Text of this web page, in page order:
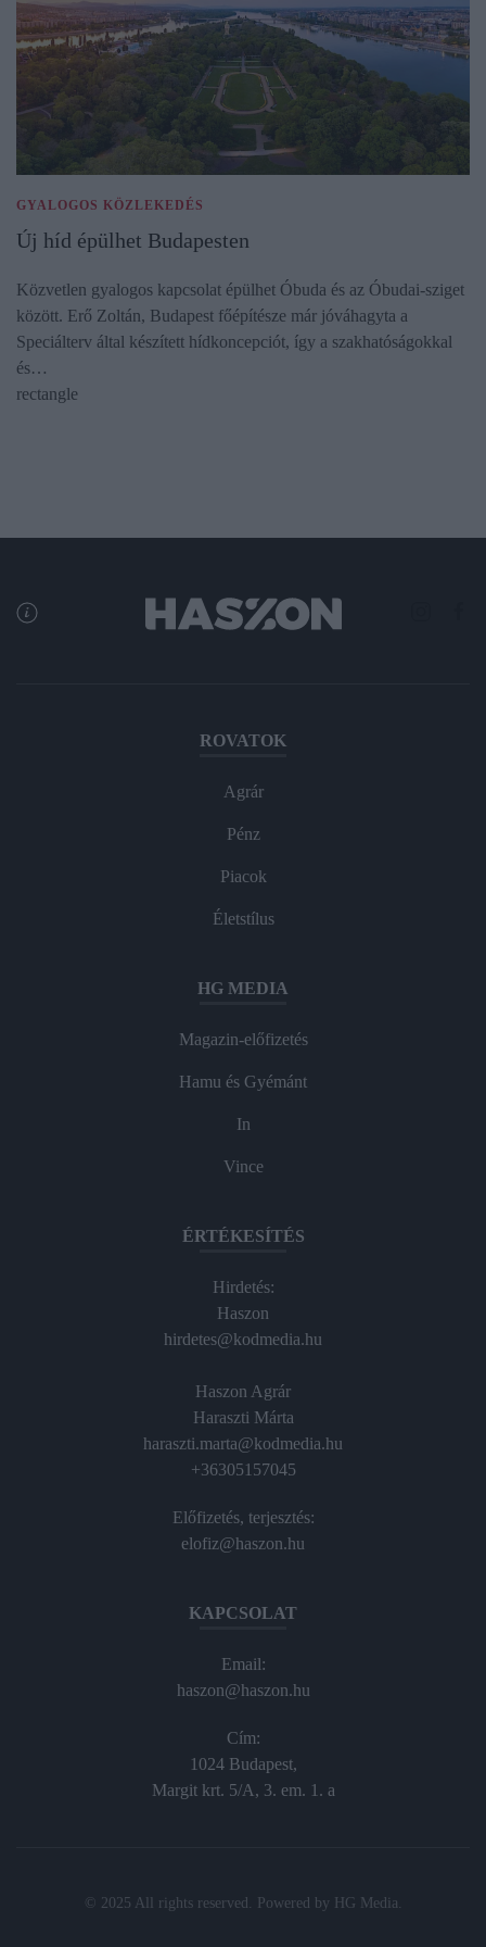
GYALOGOS KÖZLEKEDÉS
Új híd épülhet Budapesten
Közvetlen gyalogos kapcsolat épülhet Óbuda és az Óbudai-sziget
között. Erő Zoltán, Budapest főépítésze már jóváhagyta a
Speciálterv által készített hídkoncepciót, így a szakhatóságokkal
és…
rectangle
ROVATOK
Agrár
Pénz
Piacok
Életstílus
HG MEDIA
Magazin-előfizetés
Hamu és Gyémánt
In
Vince
ÉRTÉKESÍTÉS
Hirdetés:
Haszon
hirdetes@kodmedia.hu
Haszon Agrár
Haraszti Márta
haraszti.marta@kodmedia.hu
+36305157045
Előfizetés, terjesztés:
elofiz@haszon.hu
KAPCSOLAT
Email:
haszon@haszon.hu
Cím:
1024 Budapest,
Margit krt. 5/A, 3. em. 1. a
© 2025 All rights reserved. Powered by HG Media